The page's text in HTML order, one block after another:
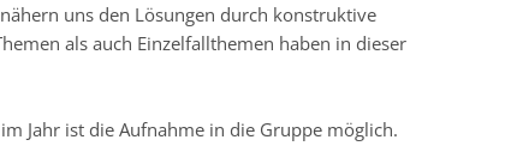
uns den Lösungen durch konstruktive
als auch Einzelfallthemen haben in dieser
Jahr ist die Aufnahme in die Gruppe möglich.